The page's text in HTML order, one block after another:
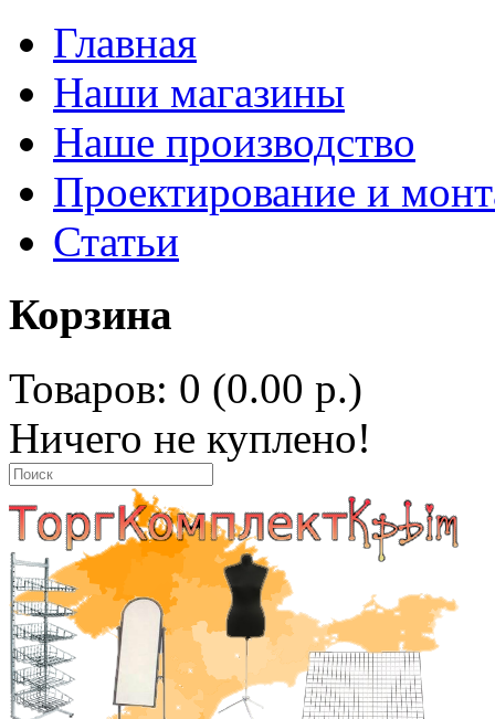
Главная
Наши магазины
Наше производство
Проектирование и
Статьи
Корзина
Товаров: 0 (0.00 р.)
Ничего не куплено!